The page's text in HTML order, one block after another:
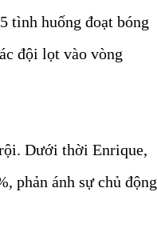
tình huống đoạt bóng
đội lọt vào vòng
Dưới thời Enrique,
phản ánh sự chủ động